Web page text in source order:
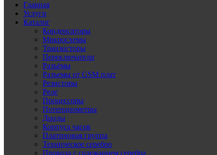
Главная
Услуги
Каталог
Конденсаторы
Микросхемы
Транзисторы
Переключатели
Разъёмы
Разъемы от GSM плат
Резисторы
Реле
Процессоры
Потенциометры
Диоды
Корпуса часов
Платиновая группа
Техническое серебро
Провода с содежанием серебра